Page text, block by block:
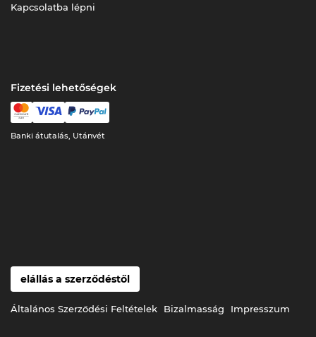
Kapcsolatba lépni
Fizetési lehetőségek
Banki átutalás, Utánvét
elállás a szerződéstől
Általános Szerződési Feltételek Bizalmasság Impresszum